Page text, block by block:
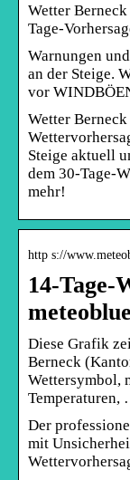
Wetter
Tage-
Warnungen
an der Steige.
vor
Wetter
Steige aktuell
dem 30-Tage-
mehr!
http s://
14-Tage-
meteoblue
Diese Grafik
Berneck
Wettersymbol,
Temperaturen,
Der
mit